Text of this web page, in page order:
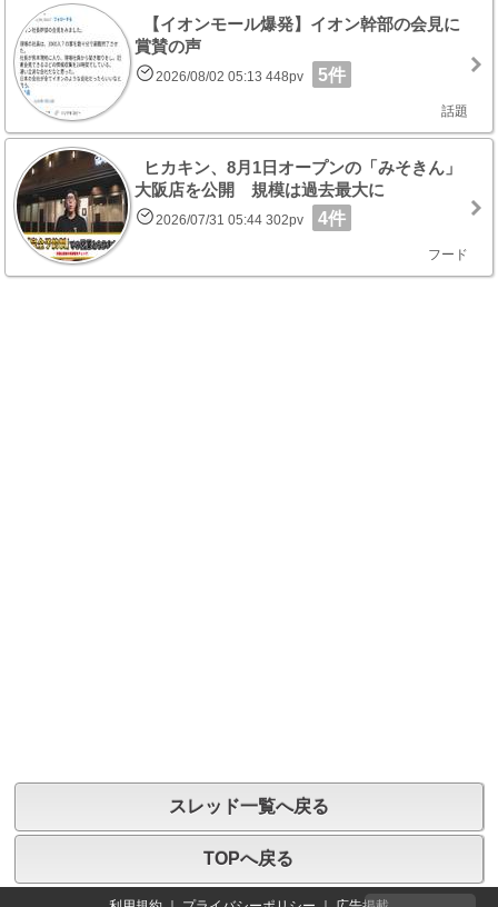
【イオンモール爆発】イオン幹部の会見に
賞賛の声
2026/08/02 05:13 448pv 5件
話題
ヒカキン、8月1日オープンの「みそきん」
大阪店を公開 規模は過去最大に
2026/07/31 05:44 302pv 4件
フード
スレッド一覧へ戻る
TOPへ戻る